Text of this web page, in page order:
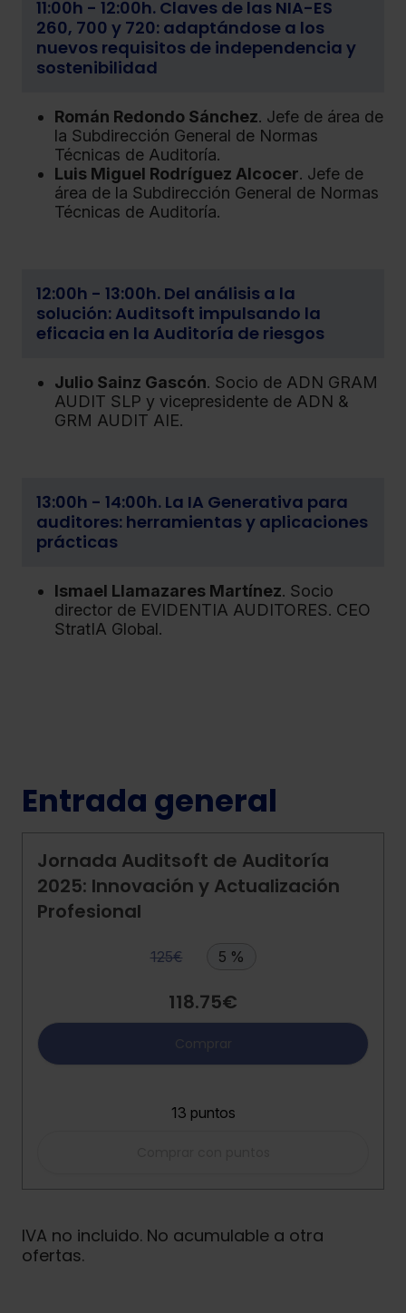
11:00h - 12:00h. Claves de las NIA-ES
260, 700 y 720: adaptándose a los
nuevos requisitos de independencia y
sostenibilidad
Román Redondo Sánchez. Jefe de área de
la Subdirección General de Normas
Técnicas de Auditoría.
Luis Miguel Rodríguez Alcocer. Jefe de
área de la Subdirección General de Normas
Técnicas de Auditoría.
12:00h - 13:00h. Del análisis a la
solución: Auditsoft impulsando la
eficacia en la Auditoría de riesgos
Julio Sainz Gascón. Socio de ADN GRAM
AUDIT SLP y vicepresidente de ADN &
GRM AUDIT AIE.
13:00h - 14:00h. La IA Generativa para
auditores: herramientas y aplicaciones
prácticas
Ismael Llamazares Martínez. Socio
director de EVIDENTIA AUDITORES. CEO
StratIA Global.
Entrada general
Jornada Auditsoft de Auditoría
2025: Innovación y Actualización
Profesional
125€ 5 %
118.75€
Comprar
13 puntos
IVA no incluido. No acumulable a otra
ofertas.